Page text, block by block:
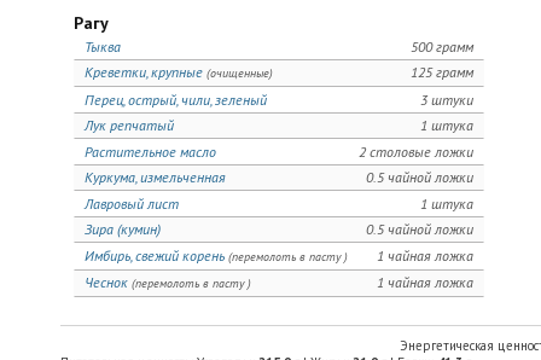
Рагу
500 грамм
Тыква
125 грамм
Креветки, крупные (очищенные)
3 штуки
Перец, острый, чили, зеленый
1 штука
Лук репчатый
2 столовые ложки
Растительное масло
0.5 чайной ложки
Куркума, измельченная
1 штука
Лавровый лист
0.5 чайной ложки
Зира (кумин)
1 чайная ложка
Имбирь, свежий корень (перемолоть в пасту )
1 чайная ложка
Чеснок (перемолоть в пасту )
Энергетическая